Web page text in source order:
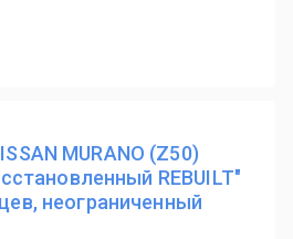
MURANO (Z50)
REBUILT"
неограниченный